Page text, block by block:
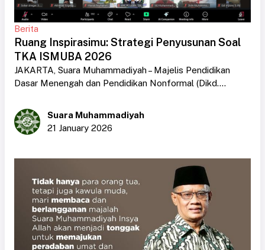
Berita
Ruang Inspirasimu: Strategi Penyusunan Soal
TKA ISMUBA 2026
JAKARTA, Suara Muhammadiyah – Majelis Pendidikan
Dasar Menengah dan Pendidikan Nonformal (Dikd....
Suara Muhammadiyah
21 January 2026